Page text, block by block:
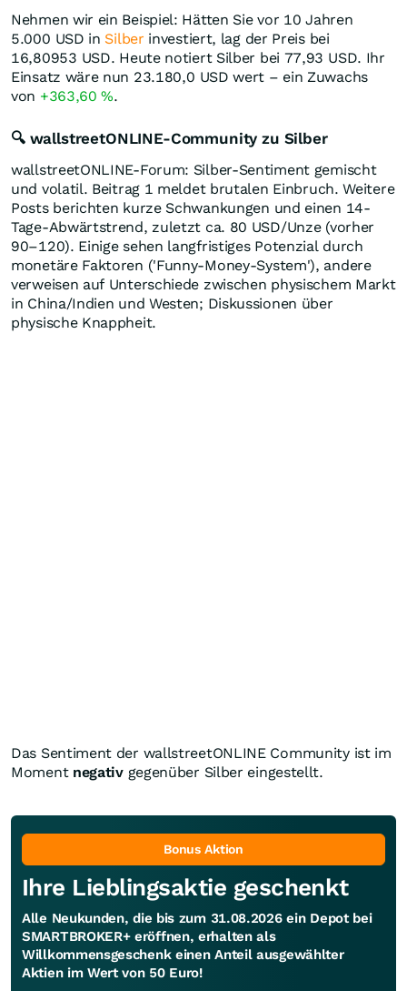
Nehmen wir ein Beispiel: Hätten Sie vor 10 Jahren
5.000 USD in Silber investiert, lag der Preis bei
16,80953 USD. Heute notiert Silber bei 77,93 USD. Ihr
Einsatz wäre nun 23.180,0 USD wert – ein Zuwachs
von +363,60%.
🔍 wallstreetONLINE-Community zu Silber
wallstreetONLINE-Forum: Silber-Sentiment gemischt
und volatil. Beitrag 1 meldet brutalen Einbruch. Weitere
Posts berichten kurze Schwankungen und einen 14-
Tage-Abwärtstrend, zuletzt ca. 80 USD/Unze (vorher
90–120). Einige sehen langfristiges Potenzial durch
monetäre Faktoren ('Funny-Money-System'), andere
verweisen auf Unterschiede zwischen physischem Markt
in China/Indien und Westen; Diskussionen über
physische Knappheit.
Das Sentiment der wallstreetONLINE Community ist im
Moment negativgegenüber Silber eingestellt.
Bonus Aktion
Ihre Lieblingsaktie geschenkt
Alle Neukunden, die bis zum 31.08.2026 ein Depot bei
SMARTBROKER+ eröffnen, erhalten als
Willkommensgeschenk einen Anteil ausgewählter
Aktien im Wert von 50 Euro!